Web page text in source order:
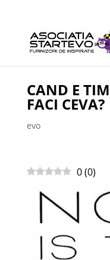
CAND E
FACI CEVA?
evo
0 (0)